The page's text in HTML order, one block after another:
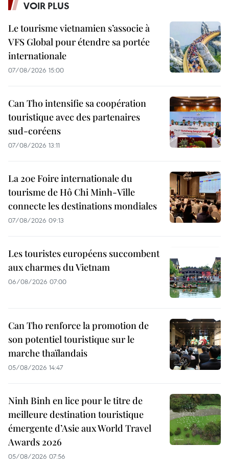
VOIR PLUS
Le tourisme vietnamien s’associe à
VFS Global pour étendre sa portée
internationale
07/08/2026 15:00
Can Tho intensifie sa coopération
touristique avec des partenaires
sud-coréens
07/08/2026 13:11
La 20e Foire internationale du
tourisme de Hô Chi Minh-Ville
connecte les destinations mondiales
07/08/2026 09:13
Les touristes européens succombent
aux charmes du Vietnam
06/08/2026 07:00
Can Tho renforce la promotion de
son potentiel touristique sur le
marche thaïlandais
05/08/2026 14:47
Ninh Binh en lice pour le titre de
meilleure destination touristique
émergente d’Asie aux World Travel
Awards 2026
05/08/2026 07:56